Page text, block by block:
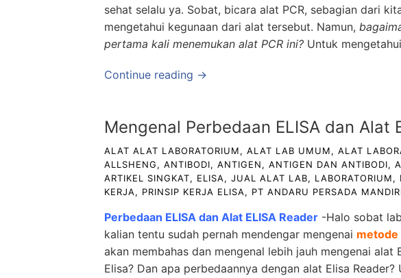
sehat selalu ya. Sobat, bicara alat PCR, sebagian dari
mengetahui kegunaan dari alat tersebut. Namun,
pertama kali menemukan alat PCR ini? Untuk
Continue reading →
Mengenal Perbedaan ELISA dan Alat
ALAT ALAT LABORATORIUM, ALAT LAB UMUM, ALAT
ALLSHENG, ANTIBODI, ANTIGEN, ANTIGEN DAN ANTIBODI,
ARTIKEL SINGKAT, ELISA, JUAL ALAT LAB, LABORATORIUM,
KERJA, PRINSIP KERJA ELISA, PT ANDARU PERSADA
Perbedaan ELISA dan Alat ELISA Reader -Halo sobat
kalian tentu sudah pernah mendengar mengenai metode
akan membahas dan mengenal lebih jauh mengenai alat
Elisa? Dan apa perbedaannya dengan alat Elisa